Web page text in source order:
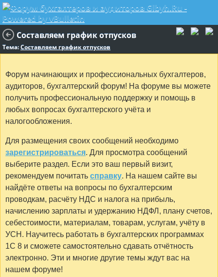
Составляем график отпусков
Тема:Составляем график отпусков
Форум начинающих и профессиональных бухгалтеров,
аудиторов, бухгалтерский форум! На форуме вы можете
получить профессиональную поддержку и помощь в
любых вопросах бухгалтерского учёта и
налогообложения.
Для размещения своих сообщений необходимо
зарегистрироваться. Для просмотра сообщений
выберите раздел. Если это ваш первый визит,
рекомендуем почитать справку. На нашем сайте вы
найдёте ответы на вопросы по бухгалтерским
проводкам, расчёту НДС и налога на прибыль,
начислению зарплаты и удержанию НДФЛ, плану счетов,
себестоимости, материалам, товарам, услугам, учёту в
УСН. Научитесь работать в бухгалтерских программах
1С 8 и сможете самостоятельно сдавать отчётность
электронно. Эти и многие другие темы ждут вас на
нашем форуме!